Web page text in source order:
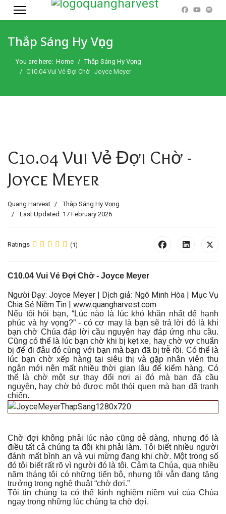
Thắp Sáng Hy Vọng
You are here: Home
Thắp Sáng Hy Vọng
C10.04 Vui Vẻ Đợi Chờ - Joyce Meyer
C10.04 Vui Vẻ Đợi Chờ -
Joyce Meyer
Quang Harvest
Thắp Sáng Hy Vọng
Last Updated: 17 February 2026
Ratings (1)
C10.04 Vui Vẻ Đợi Chờ- Joyce Meyer
Người Dạy: Joyce Meyer | Dịch giả: Ngô Minh Hòa | Mục Vụ
Chia Sẻ Niềm Tin | www.quangharvest.com
Nếu tôi hỏi bạn, “Lúc nào là lúc khó khăn nhất để hạnh
phúc và hy vọng?” - có cơ may là bạn sẽ trả lời đó là khi
bạn chờ Chúa đáp lời cầu nguyện hay đáp ứng nhu cầu.
Cũng có thể là lúc bạn chờ khi bị kẹt xe, hay chờ vợ chuẩn
bị để đi đâu đó cùng với bạn mà bạn đã bị trễ rồi. Có thể là
lúc bạn chờ xếp hàng tại siêu thị và gặp nhân viên thu
ngân mới nên mất nhiều thời gian lâu để kiểm hàng. Có
thể là chờ một sự thay đổi nơi ai đó mà bạn đã cầu
nguyện, hay chờ bỏ được một thói quen mà bạn đã tranh
chiến.
Chờ đợi không phải lúc nào cũng dễ dàng, nhưng đó là
điều tất cả chúng ta đôi khi phải làm. Tôi biết nhiều người
đánh mất bình an và vui mừng đang khi chờ. Một trong số
đó tôi biết rất rõ vì người đó là tôi. Cảm tạ Chúa, qua nhiều
năm tháng tôi có những tiến bộ, nhưng tôi vẫn đang tăng
trưởng trong nghệ thuật “chờ đợi.”
Tôi tin chúng ta có thể kinh nghiệm niềm vui của Chúa
ngay trong những lúc chúng ta chờ đợi.